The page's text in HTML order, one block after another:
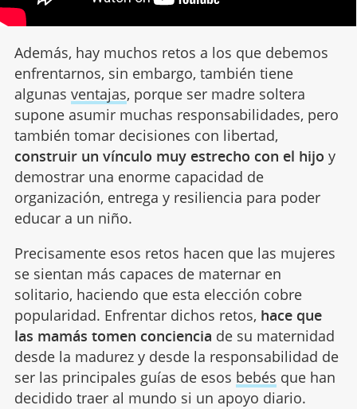
Además, hay muchos retos a los que debemos
enfrentarnos, sin embargo, también tiene
algunas ventajas, porque ser madre soltera
supone asumir muchas responsabilidades, pero
también tomar decisiones con libertad,
construir un vínculo muy estrecho con el hijo y
demostrar una enorme capacidad de
organización, entrega y resiliencia para poder
educar a un niño.
Precisamente esos retos hacen que las mujeres
se sientan más capaces de maternar en
solitario, haciendo que esta elección cobre
popularidad. Enfrentar dichos retos, hace que
las mamás tomen conciencia de su maternidad
desde la madurez y desde la responsabilidad de
ser las principales guías de esos bebés que han
decidido traer al mundo si un apoyo diario.